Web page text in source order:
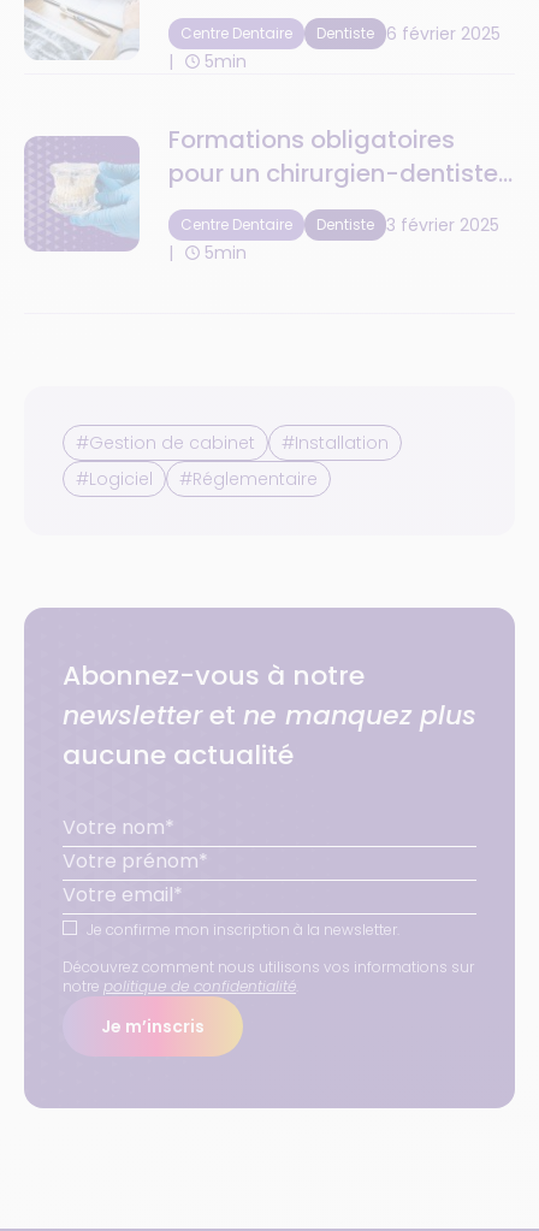
Centre Dentaire Dentiste
6 février 2025
5min
Formations obligatoires
pour un chirurgien-dentiste
en 2025
Centre Dentaire Dentiste 3 février 2025
5min
#Gestion de cabinet
#Installation
#Logiciel
#Réglementaire
Abonnez-vous à notre
newsletteret ne manquez plus
aucune actualité
Je confirme mon inscription à la newsletter.
Découvrez comment nous utilisons vos informations sur
notre politique de confidentialité
Je m’inscris